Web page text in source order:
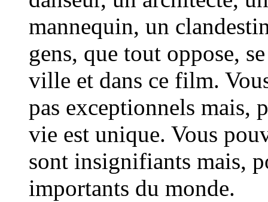
mannequin, un
gens, que tout oppose,
ville et dans ce film.
pas exceptionnels mais,
vie est unique. Vous
sont insignifiants mais,
importants du monde.